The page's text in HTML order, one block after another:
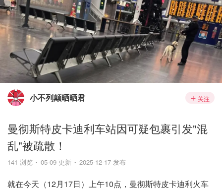
小不列颠晒晒君 关注
曼彻斯特皮卡迪利车站因可疑包裹引发"混
乱"被疏散！
141 浏览 05-09 更新 2025-12-17 发布
就在今天（12月17日）上午10点，曼彻斯特皮卡迪利火车